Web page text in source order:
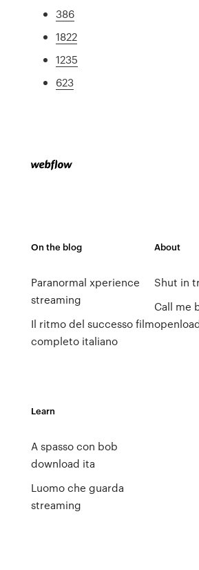
386
1822
1235
623
On the blog
Paranormal xperience
streaming
Il ritmo del successo film
completo italiano
About
Shut in
Call me
Learn
A spasso con bob
download ita
Luomo che guarda
streaming